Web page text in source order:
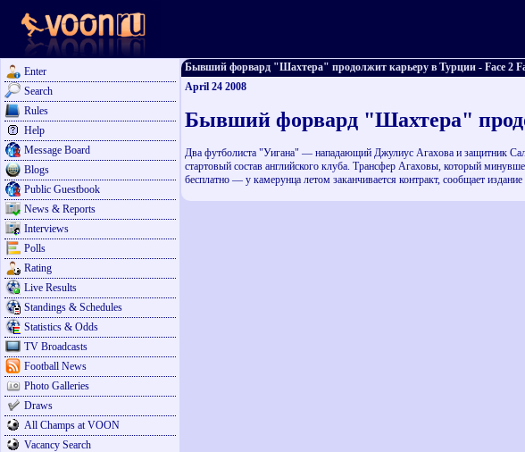
Enter
Search
Rules
Help
Message Board
Blogs
Public Guestbook
News & Reports
Interviews
Polls
Rating
Live Results
Standings & Schedules
Statistics & Odds
TV Broadcasts
Football News
Photo Galleries
Draws
All Champs at VOON
Vacancy Search
Бывший форвард "Шахтера" продолжит карьеру в Турции - Face 2
April 24 2008
Бывший форвард "Шахтера"
Два футболиста "Уигана" — нападающий Джулиус Агахова и защитник
стартовый состав английского клуба. Трансфер Агаховы, который
бесплатно — у камерунца летом заканчивается контракт, сообщает